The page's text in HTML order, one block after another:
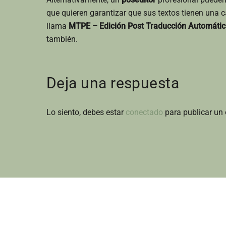
que quieren garantizar que sus textos tienen una
llama MTPE – Edición Post Traducción
también.
Deja una respuesta
Lo siento, debes estar conectado para publicar un